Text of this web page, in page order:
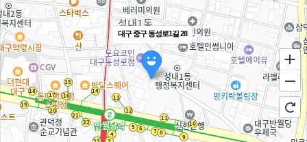
대구 중구 동성로1길 28